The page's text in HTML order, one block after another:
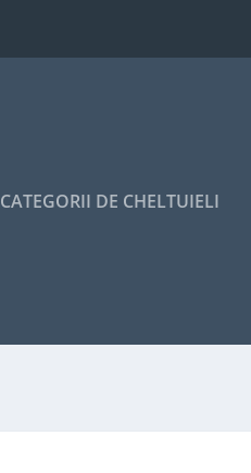
CATEGORII DE CHELTUIELI